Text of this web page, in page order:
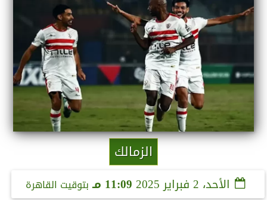
الزمالك
الأحد، 2 فبراير 2025 11:09 مـ بتوقيت القاهرة